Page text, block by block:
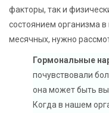
факторы, так и
состоянием организма
месячных, нужно
Гормональные
почувствовали
она может быть
Когда в нашем